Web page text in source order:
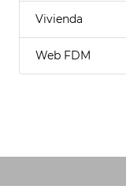
Vivienda
Web FDM